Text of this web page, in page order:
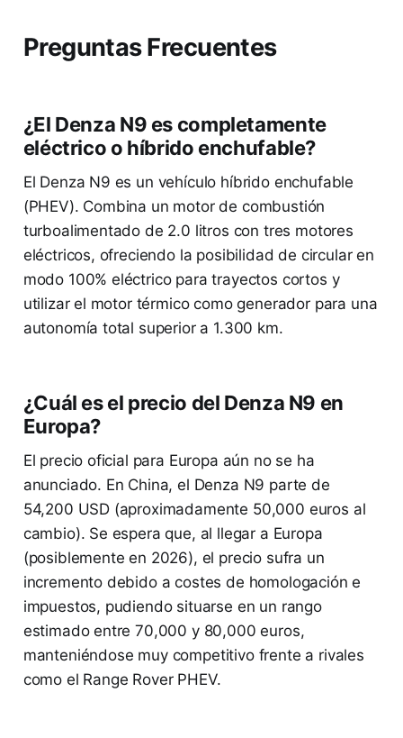
Preguntas Frecuentes
¿El Denza N9 es completamente
eléctrico o híbrido enchufable?
El Denza N9 es un vehículo híbrido enchufable
(PHEV). Combina un motor de combustión
turboalimentado de 2.0 litros con tres motores
eléctricos, ofreciendo la posibilidad de circular en
modo 100% eléctrico para trayectos cortos y
utilizar el motor térmico como generador para una
autonomía total superior a 1.300 km.
¿Cuál es el precio del Denza N9 en
Europa?
El precio oficial para Europa aún no se ha
anunciado. En China, el Denza N9 parte de
54,200 USD (aproximadamente 50,000 euros al
cambio). Se espera que, al llegar a Europa
(posiblemente en 2026), el precio sufra un
incremento debido a costes de homologación e
impuestos, pudiendo situarse en un rango
estimado entre 70,000 y 80,000 euros,
manteniéndose muy competitivo frente a rivales
como el Range Rover PHEV.